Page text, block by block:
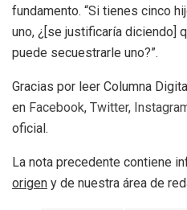
fundamento. “Si tienes cinco
uno, ¿[se justificaría diciendo]
puede secuestrarle uno?”.
Gracias por leer Columna
en Facebook, Twitter,
oficial.
La nota precedente contiene
origen y de nuestra área de